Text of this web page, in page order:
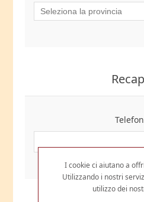
I cookie ci aiutano a
Utilizzando i nostri
utilizzo dei